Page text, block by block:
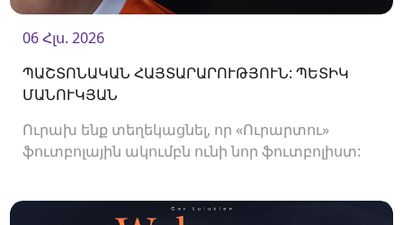
06 Հլս. 2026
ՊԱՇՏՈՆԱԿԱՆ ՀԱՅՏԱՐԱՐՈՒԹՅՈՒՆ: ՊԵՏԻԿ
ՄԱՆՈՒԿՅԱՆ
Ուրախ ենք տեղեկացնել, որ «Ուրարտու»
ֆուտբոլային ակումբն ունի նոր ֆուտբոլիստ: